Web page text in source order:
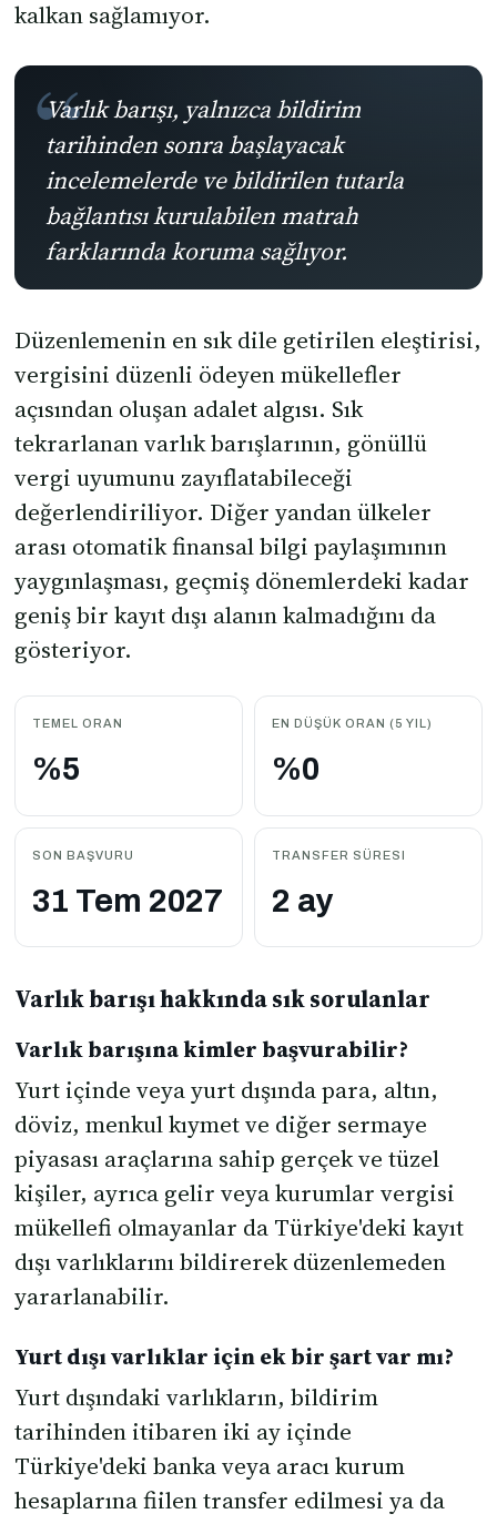
kalkan sağlamıyor.
Varlık barışı, yalnızca bildirim
tarihinden sonra başlayacak
incelemelerde ve bildirilen tutarla
bağlantısı kurulabilen matrah
farklarında koruma sağlıyor.
Düzenlemenin en sık dile getirilen eleştirisi,
vergisini düzenli ödeyen mükellefler
açısından oluşan adalet algısı. Sık
tekrarlanan varlık barışlarının, gönüllü
vergi uyumunu zayıflatabileceği
değerlendiriliyor. Diğer yandan ülkeler
arası otomatik finansal bilgi paylaşımının
yaygınlaşması, geçmiş dönemlerdeki kadar
geniş bir kayıt dışı alanın kalmadığını da
gösteriyor.
TEMEL ORAN
%5
EN DÜŞÜK ORAN (5 YIL)
%0
SON BAŞVURU
31 Tem 2027
TRANSFER SÜRESI
2 ay
Varlık barışı hakkında sık sorulanlar
Varlık barışına kimler başvurabilir?
Yurt içinde veya yurt dışında para, altın,
döviz, menkul kıymet ve diğer sermaye
piyasası araçlarına sahip gerçek ve tüzel
kişiler, ayrıca gelir veya kurumlar vergisi
mükellefi olmayanlar da Türkiye'deki kayıt
dışı varlıklarını bildirerek düzenlemeden
yararlanabilir.
Yurt dışı varlıklar için ek bir şart var mı?
Yurt dışındaki varlıkların, bildirim
tarihinden itibaren iki ay içinde
Türkiye'deki banka veya aracı kurum
hesaplarına fiilen transfer edilmesi ya da